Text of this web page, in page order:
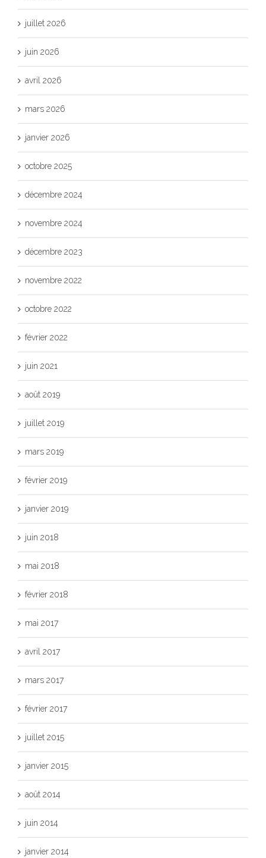
juillet 2026
juin 2026
avril 2026
mars 2026
janvier 2026
octobre 2025
décembre 2024
novembre 2024
décembre 2023
novembre 2022
octobre 2022
février 2022
juin 2021
août 2019
juillet 2019
mars 2019
février 2019
janvier 2019
juin 2018
mai 2018
février 2018
mai 2017
avril 2017
mars 2017
février 2017
juillet 2015
janvier 2015
août 2014
juin 2014
janvier 2014